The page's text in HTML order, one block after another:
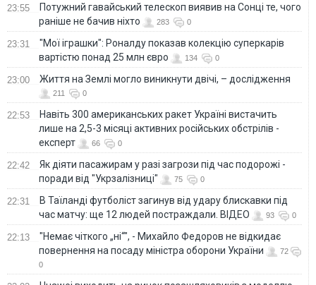
23:55
Потужний гавайський телескоп виявив на Сонці те, чого
раніше не бачив ніхто
283 0
23:31
"Мої іграшки": Роналду показав колекцію суперкарів
вартістю понад 25 млн євро
134 0
23:00 Життя на Землі могло виникнути двічі, – дослідження
211 0
22:53
Навіть 300 американських ракет Україні вистачить
лише на 2,5-3 місяці активних російських обстрілів -
експерт
66 0
22:42
Як діяти пасажирам у разі загрози під час подорожі -
поради від "Укрзалізниці"
75 0
22:31
В Таїланді футболіст загинув від удару блискавки під
час матчу: ще 12 людей постраждали. ВІДЕО
93 0
22:13
"Немає чіткого „ні“", - Михайло Федоров не відкидає
повернення на посаду міністра оборони України
72
0